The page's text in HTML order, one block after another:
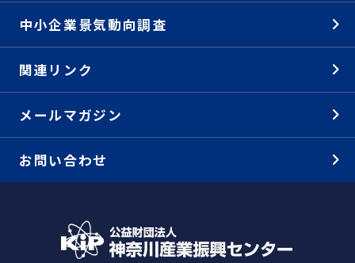
中小企業景気動向調査
関連リンク
メールマガジン
お問い合わせ